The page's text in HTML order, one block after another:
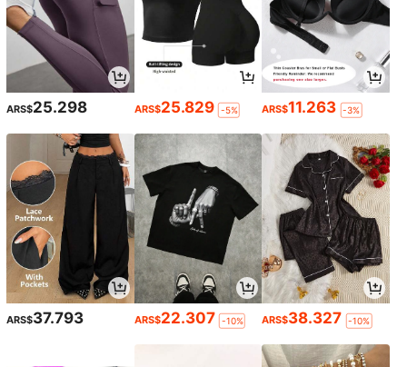
ARS$25.298 ARS$25.829 -5% ARS$11.263 -3%
ARS$37.793 ARS$22.307 -10% ARS$38.327 -10%